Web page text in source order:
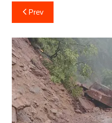
Post
navigation
Prev